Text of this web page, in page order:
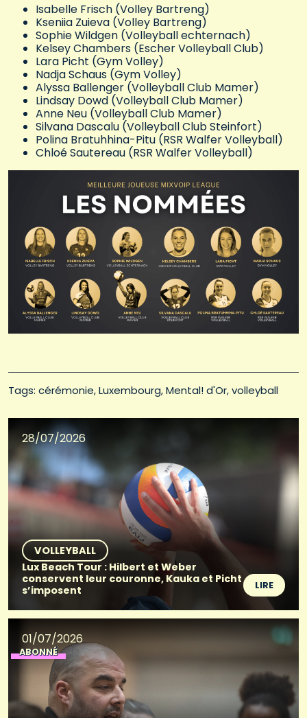
Isabelle Frisch (Volley Bartreng)
Kseniia Zuieva (Volley Bartreng)
Sophie Wildgen (Volleyball echternach)
Kelsey Chambers (Escher Volleyball Club)
Lara Picht (Gym Volley)
Nadja Schaus (Gym Volley)
Alyssa Ballenger (Volleyball Club Mamer)
Lindsay Dowd (Volleyball Club Mamer)
Anne Neu (Volleyball Club Mamer)
Silvana Dascalu (Volleyball Club Steinfort)
Polina Bratuhhina-Pitu (RSR Walfer Volleyball)
Chloé Sautereau (RSR Walfer Volleyball)
Tags: cérémonie Luxembourg Mental! d'Or volleyball
28/07/2026
VOLLEYBALL
Lux Beach Tour : Hilbert et Weber
conservent leur couronne, Kauka et Picht
s’imposent
LIRE
01/07/2026
ABONNÉ